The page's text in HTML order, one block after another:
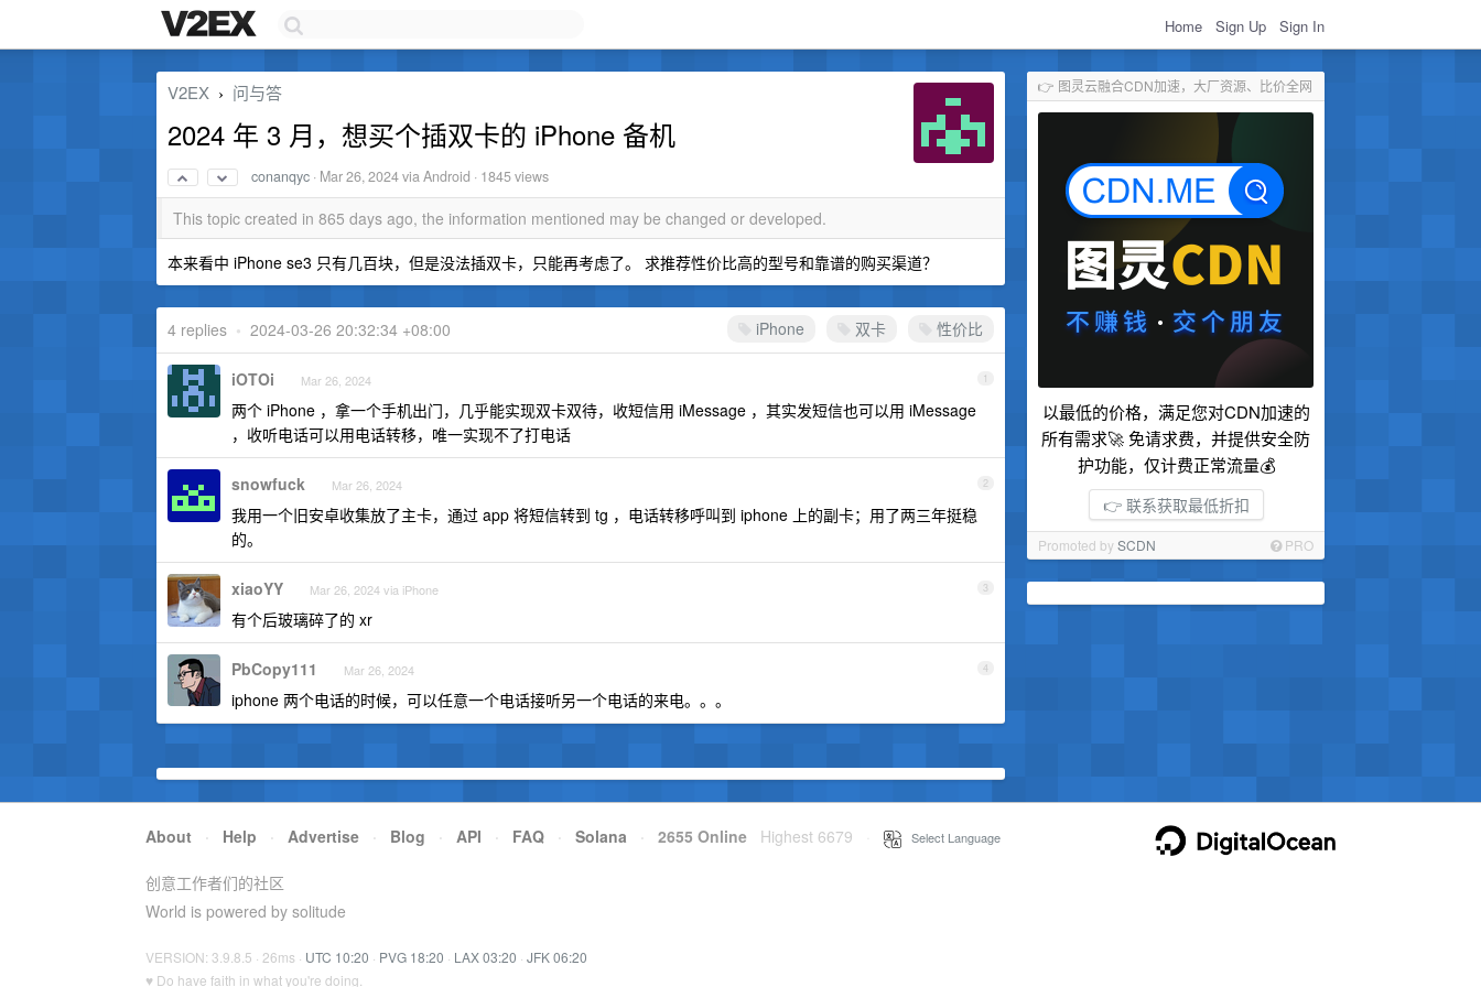
Home Sign Up Sign In
👉 图灵云融合CDN加速，大厂资源、比价全网
以最低的价格，满足您对CDN加速的
所有需求🚀 免请求费，并提供安全防
护功能，仅计费正常流量💰
👉 联系获取最低折扣
Promoted bySCDN PRO
V2EX › 问与答
2024 年 3 月，想买个插双卡的 iPhone 备机
conanqyc · Mar 26, 2024via Android · 1845 views
This topic created in 865 days ago, the information mentioned may be changed or developed.
本来看中 iPhone se3 只有几百块，但是没法插双卡，只能再考虑了。 求推荐性价比高的型号和靠谱的购买渠道？
iPhone 双卡 性价比
4 replies • 2024-03-26 20:32:34 +08:00
1
iOTOi Mar 26, 2024
两个 iPhone ，拿一个手机出门，几乎能实现双卡双待，收短信用 iMessage ，其实发短信也可以用 iMessage
，收听电话可以用电话转移，唯一实现不了打电话
2
snowfuck Mar 26, 2024
我用一个旧安卓收集放了主卡，通过 app 将短信转到 tg ，电话转移呼叫到 iphone 上的副卡；用了两三年挺稳
的。
3
xiaoYY Mar 26, 2024 via iPhone
有个后玻璃碎了的 xr
4
PbCopy111 Mar 26, 2024
iphone 两个电话的时候，可以任意一个电话接听另一个电话的来电。。。
About · Help · Advertise · Blog · API · FAQ · Solana · 2655 Online Highest 6679 Select Language
创意工作者们的社区
World is powered by solitude
VERSION: 3.9.8.5 · 26ms · UTC 10:20 · PVG 18:20 · LAX 03:20 · JFK 06:20
♥ Do have faith in what you're doing.